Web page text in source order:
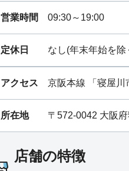
営業時間 09:30～19:00
定休日 なし(年末年始を除
アクセス 京阪本線 「 寝屋川
所在地 〒572-0042 大阪
店舗の特徴